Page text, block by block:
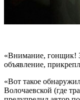
«Внимание, гонщик!
объявление,
«Вот такое
Волочаевской (где